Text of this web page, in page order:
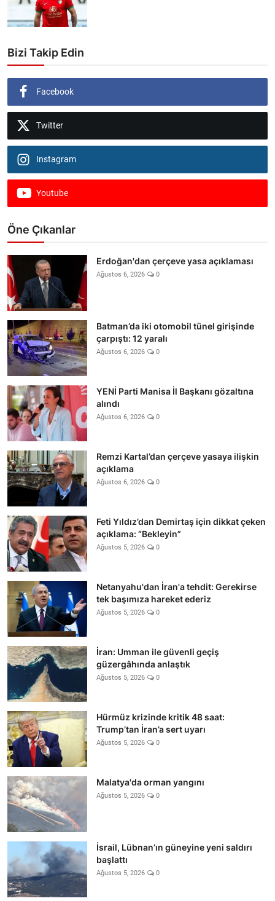
Bizi Takip Edin
Facebook
Twitter
Instagram
Youtube
Öne Çıkanlar
Erdoğan'dan çerçeve yasa açıklaması
Ağustos 6, 2026 0
Batman’da iki otomobil tünel girişinde
çarpıştı: 12 yaralı
Ağustos 6, 2026 0
YENİ Parti Manisa İl Başkanı gözaltına
alındı
Ağustos 6, 2026 0
Remzi Kartal’dan çerçeve yasaya ilişkin
açıklama
Ağustos 6, 2026 0
Feti Yıldız’dan Demirtaş için dikkat çeken
açıklama: “Bekleyin”
Ağustos 5, 2026 0
Netanyahu'dan İran'a tehdit: Gerekirse
tek başımıza hareket ederiz
Ağustos 5, 2026 0
İran: Umman ile güvenli geçiş
güzergâhında anlaştık
Ağustos 5, 2026 0
Hürmüz krizinde kritik 48 saat:
Trump’tan İran’a sert uyarı
Ağustos 5, 2026 0
Malatya'da orman yangını
Ağustos 5, 2026 0
İsrail, Lübnan’ın güneyine yeni saldırı
başlattı
Ağustos 5, 2026 0